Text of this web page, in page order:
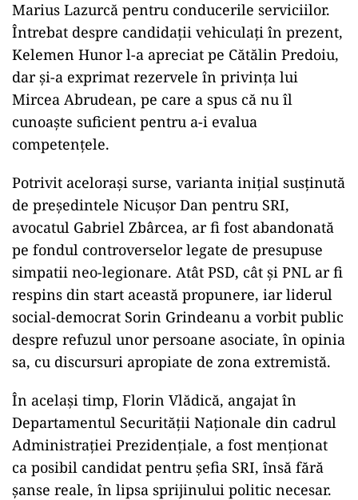
Marius Lazurcă pentru conducerile serviciilor.
Întrebat despre candidații vehiculați în prezent,
Kelemen Hunor l-a apreciat pe Cătălin Predoiu,
dar și-a exprimat rezervele în privința lui
Mircea Abrudean, pe care a spus că nu îl
cunoaște suficient pentru a-i evalua
competențele.
Potrivit acelorași surse, varianta inițial susținută
de președintele Nicușor Dan pentru SRI,
avocatul Gabriel Zbârcea, ar fi fost abandonată
pe fondul controverselor legate de presupuse
simpatii neo-legionare. Atât PSD, cât și PNL ar fi
respins din start această propunere, iar liderul
social-democrat Sorin Grindeanu a vorbit public
despre refuzul unor persoane asociate, în opinia
sa, cu discursuri apropiate de zona extremistă.
În același timp, Florin Vlădică, angajat în
Departamentul Securității Naționale din cadrul
Administrației Prezidențiale, a fost menționat
ca posibil candidat pentru șefia SRI, însă fără
șanse reale, în lipsa sprijinului politic necesar.